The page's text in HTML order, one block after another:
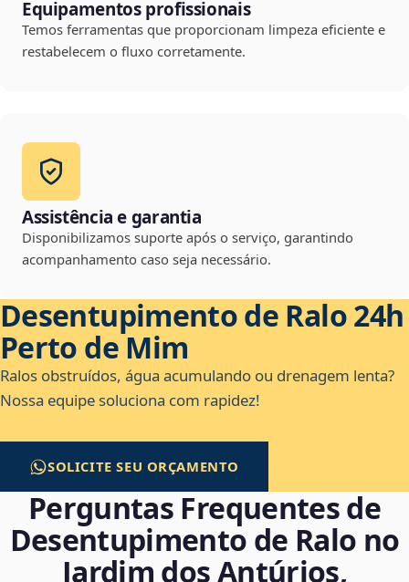
Equipamentos profissionais
Temos ferramentas que proporcionam limpeza eficiente e
restabelecem o fluxo corretamente.
Assistência e garantia
Disponibilizamos suporte após o serviço, garantindo
acompanhamento caso seja necessário.
Desentupimento de Ralo 24h
Perto de Mim
Ralos obstruídos, água acumulando ou drenagem lenta?
Nossa equipe soluciona com rapidez!
SOLICITE SEU ORÇAMENTO
Perguntas Frequentes de
Desentupimento de Ralo no
Jardim dos Antúrios,